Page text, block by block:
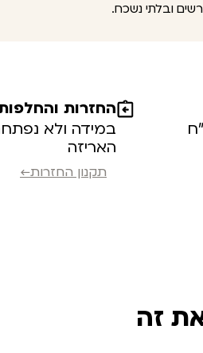
ובלתי נשכח.
החזרות
במידה ולא
האריזה
תקנון החזרות←
זה